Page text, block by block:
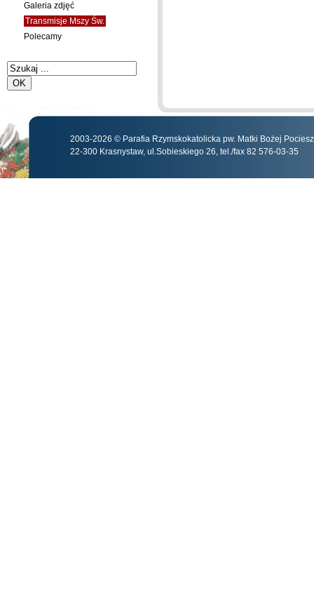
Galeria zdjęć
Transmisje Mszy Św.
Polecamy
2003-2026 © Parafia Rzymskokatolicka pw. Matki Bożej
22-300 Krasnystaw, ul.Sobieskiego 26, tel./fax 82 576-03-35